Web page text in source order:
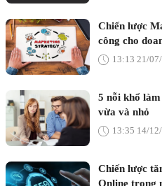
Chiến lược
công cho
13:13 21/
5 nỗi khổ
vừa và nhỏ
13:35 14/
Chiến lược
Online trong